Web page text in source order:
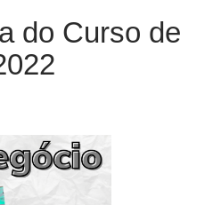
do Curso de